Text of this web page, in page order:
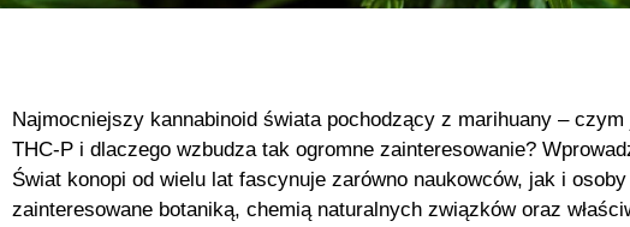
Najmocniejszy kannabinoid świata pochodzący z marihuany – czym
THC-P i dlaczego wzbudza tak ogromne zainteresowanie?
Świat konopi od wielu lat fascynuje zarówno naukowców, jak i osoby
zainteresowane botaniką, chemią naturalnych związków oraz